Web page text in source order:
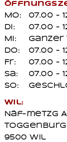
Mo:
07.00 -
Di:
07.00 -
Mi:
ganzer
Do:
07.00 -
Fr:
07.00 -
Sa:
07.00 -
So:
Wil:
Näf-metzg
9500 Wil